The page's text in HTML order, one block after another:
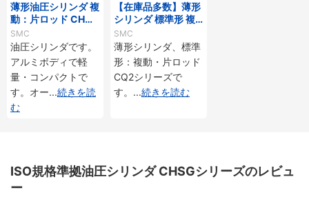
薄形油圧シリンダ 複
動：片ロッド CH□
QBシリーズ
SMC
油圧シリンダです。
アルミボディで軽
量・コンパクトで
す。オー...続きを読
む
【在庫品多数】薄形
シリンダ 標準形 複
動・片ロッド CQ2
シリーズ
SMC
薄形シリンダ、標準
形：複動・片ロッド
CQ2シリーズで
す。 ...続きを読む
ISO規格準拠油圧シリンダ CHSGシリーズのレビュ
ー